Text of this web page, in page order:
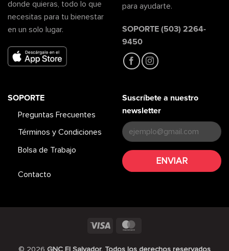
donde quieras, todo lo que
necesitas para tu bienestar
en un solo lugar.
para ayudarte.
SOPORTE (503) 2264-
9450
SOPORTE
Preguntas Frecuentes
Términos y Condiciones
Bolsa de Trabajo
Contacto
Suscríbete a nuestro
newsletter
Visa
© 2026 GNC El Salvador. Todos los derechos reservados